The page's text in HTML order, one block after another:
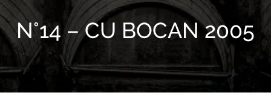
N°14 – CU BOCAN 2005